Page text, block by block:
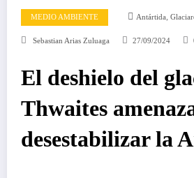
MEDIO AMBIENTE Antártida
Sebastian Arias Zuluaga 27/09/2024
El deshielo del
Thwaites
desestabilizar la